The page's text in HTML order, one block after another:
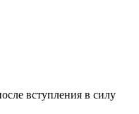
вступления в силу